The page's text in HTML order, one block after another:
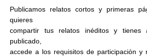
Publicamos relatos cortos y primeras
quieres
compartir tus relatos inéditos y
publicado,
accede a los requisitos de participación y